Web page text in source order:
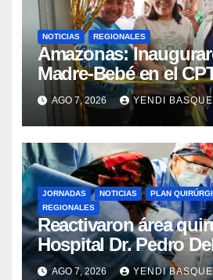
NOTICIAS REGIONALES
​Amazonas:
Madre-Bebé en el
del Aeropuerto
Rincón
AGO 7, 2026 YENDI
JORNADAS NOTICIAS
PLAN
REGIONALES
Reactivaron área
Hospital Dr. Pedro
Guárico
AGO 7, 2026 YENDI